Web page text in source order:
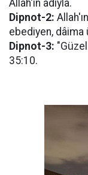
Allah'ın adıyla.
Dipnot-2:
ebediyen,
Dipnot-3:
35:10.